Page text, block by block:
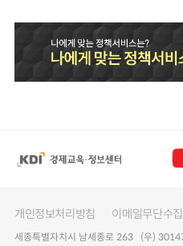
개인정보처리방침 이메일무단수
세종특별자치시 남세종로 263 (우)